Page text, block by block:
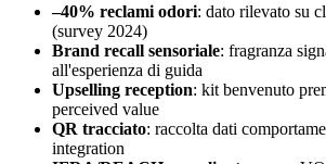
–40% reclami odori: dato rilevato su
(survey 2024)
Brand recall sensoriale: fragranza
all'esperienza di guida
Upselling reception: kit benvenuto
perceived value
QR tracciato: raccolta dati
integration